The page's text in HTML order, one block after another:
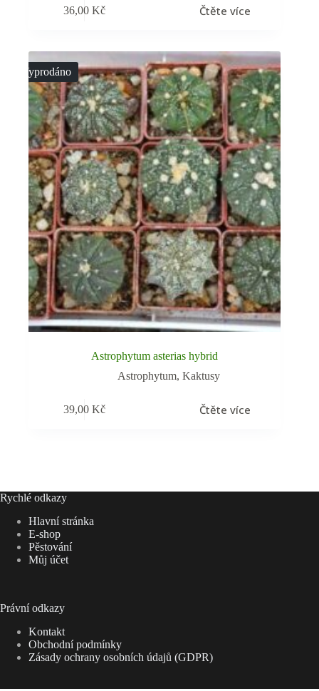
36,00Kč Čtěte více
Vyprodáno
Astrophytum asterias hybrid
Astrophytum,Kaktusy
39,00Kč Čtěte více
Rychlé odkazy
Hlavní stránka
E-shop
Pěstování
Můj účet
Právní odkazy
Kontakt
Obchodní podmínky
Zásady ochrany osobních údajů (GDPR)